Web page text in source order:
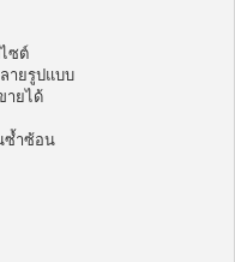
ซต์
ายรูปแบบ
ายได้
ซ้ำซ้อน